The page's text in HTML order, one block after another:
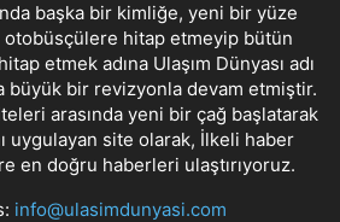
başka bir kimliğe, yeni bir yüze
otobüsçülere hitap etmeyip bütün
etmek adına Ulaşım Dünyası adı
büyük bir revizyonla devam etmiştir.
arasında yeni bir çağ başlatarak
uygulayan site olarak, İlkeli haber
en doğru haberleri ulaştırıyoruz.
info@ulasimdunyasi.com